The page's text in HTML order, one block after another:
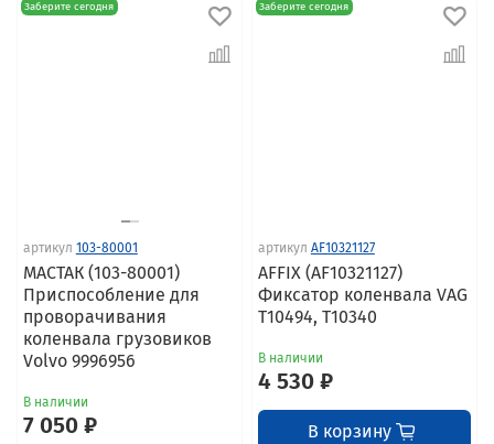
Заберите сегодня
артикул 103-80001
МАСТАК (103-80001)
Приспособление для
проворачивания
коленвала грузовиков
Volvo 9996956
В наличии
7 050 ₽
Заберите сегодня
артикул AF10321127
AFFIX (AF10321127)
Фиксатор коленвала VAG
T10494, T10340
В наличии
4 530 ₽
В корзину